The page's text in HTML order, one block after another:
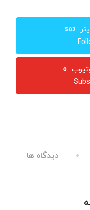
502
0
دیدگاه ها